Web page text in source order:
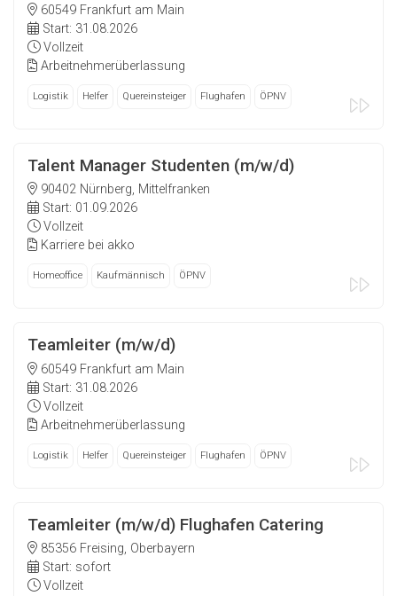
60549 Frankfurt am Main
Start: 31.08.2026
Vollzeit
Arbeitnehmerüberlassung
Logistik Helfer Quereinsteiger Flughafen ÖPNV
Talent Manager Studenten (m/w/d)
90402 Nürnberg, Mittelfranken
Start: 01.09.2026
Vollzeit
Karriere bei akko
Homeoffice Kaufmännisch ÖPNV
Teamleiter (m/w/d)
60549 Frankfurt am Main
Start: 31.08.2026
Vollzeit
Arbeitnehmerüberlassung
Logistik Helfer Quereinsteiger Flughafen ÖPNV
Teamleiter (m/w/d) Flughafen Catering
85356 Freising, Oberbayern
Start: sofort
Vollzeit